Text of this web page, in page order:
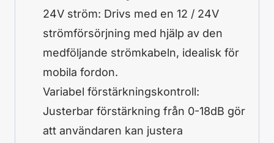
24V ström: Drivs med en 12 / 24V
strömförsörjning med hjälp av den
medföljande strömkabeln, idealisk för
mobila fordon.
Variabel förstärkningskontroll:
Justerbar förstärkning från 0-18dB gör
att användaren kan justera